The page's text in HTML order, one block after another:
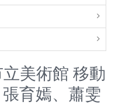
美術館 移動
育嫣、蕭雯